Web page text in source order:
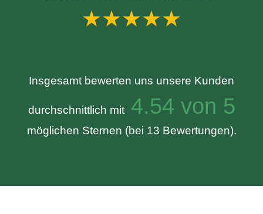
★★★★★
Insgesamt bewerten uns unsere Kunden
durchschnittlich mit4.54 von 5
möglichen Sternen (bei 13 Bewertungen).